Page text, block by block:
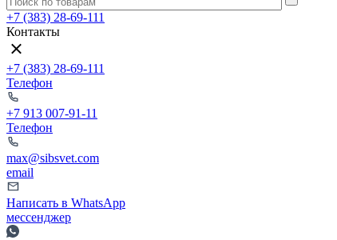
+7 (383) 28-69-111
Контакты
+7 (383) 28-69-111
Телефон
+7 913 007-91-11
Телефон
max@sibsvet.com
email
Написать в WhatsApp
мессенджер